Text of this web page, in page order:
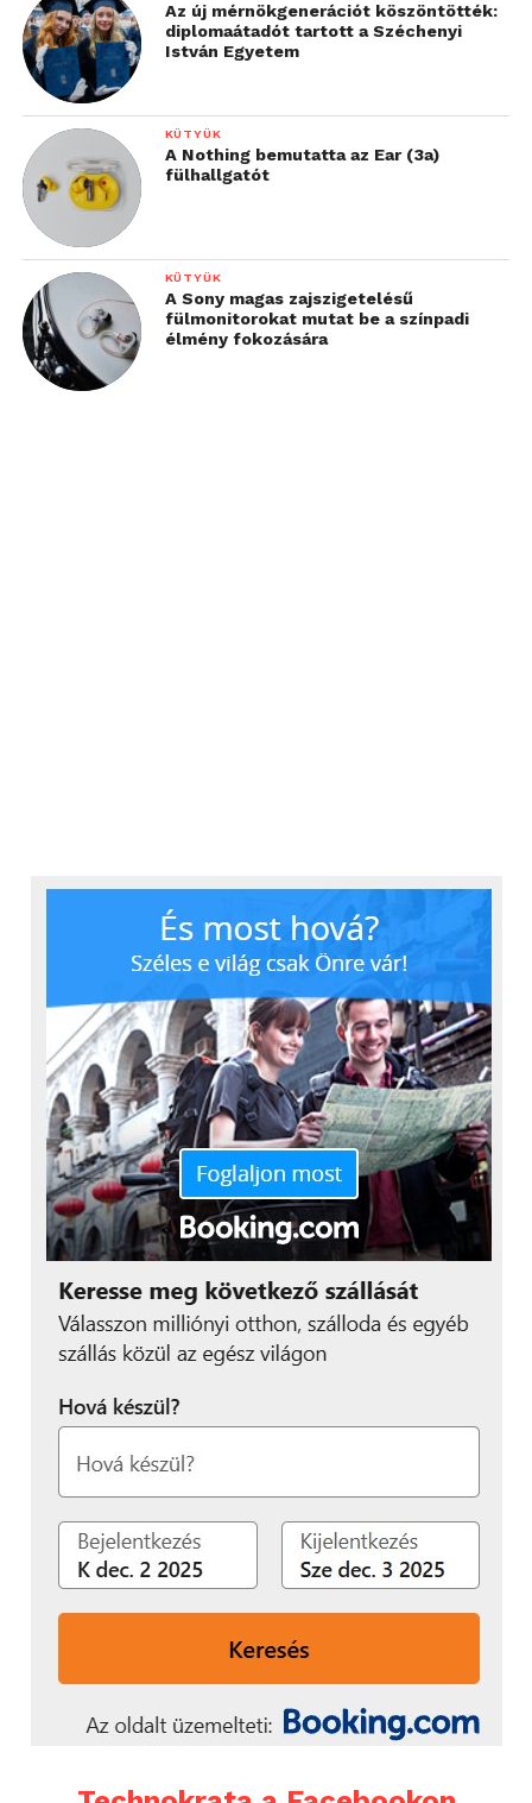
Az új mérnökgenerációt köszöntötték:
diplomaátadót tartott a Széchenyi
István Egyetem
KÜTYÜK
A Nothing bemutatta az Ear (3a)
fülhallgatót
KÜTYÜK
A Sony magas zajszigetelésű
fülmonitorokat mutat be a színpadi
élmény fokozására